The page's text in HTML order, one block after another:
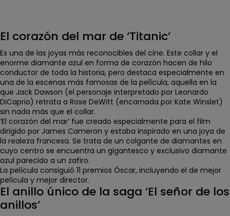
El corazón del mar de ‘Titanic’
Es una de las joyas más reconocibles del cine. Este collar y el
enorme diamante azul en forma de corazón hacen de hilo
conductor de toda la historia, pero destaca especialmente en
una de la escenas más famosas de la película, aquella en la
que Jack Dawson (el personaje interpretado por Leonardo
DiCaprio) retrata a Rose DeWitt (encarnada por Kate Winslet)
sin nada más que el collar.
‘El corazón del mar’ fue creado especialmente para el film
dirigido por James Cameron y estaba inspirado en una joya de
la realeza francesa. Se trata de un colgante de diamantes en
cuyo centro se encuentra un gigantesco y exclusivo diamante
azul parecido a un zafiro.
La película consiguió 11 premios Óscar, incluyendo el de mejor
película y mejor director.
El anillo único de la saga ‘El señor de los
anillos’